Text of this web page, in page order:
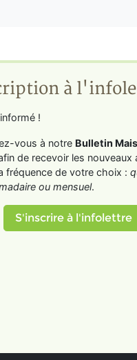
à
!
vous à notre Bulletin
de recevoir les nouveaux
fréquence de votre choix :
ou mensuel.
S'inscrire à l'infolettre